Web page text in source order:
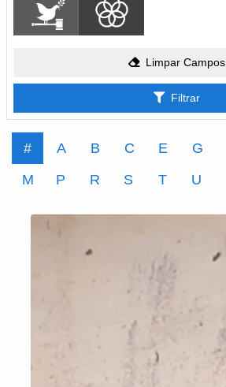
Limpar Campos
Filtrar
# A B C E G
M
P R S T U